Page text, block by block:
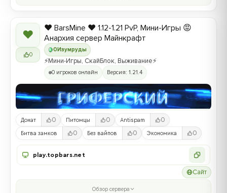
❤
0
0 Изумруды
❤️ BarsMine ❤️ 1.12-1.21 PvP, Мини-Игры 😡
Анархия сервер Майнкрафт
⚡Мини-Игры, СкайБлок, Выживание⚡
0 игроков онлайн Версия: 1.21.4
Донат 0 Питомцы 0 Antispam 0
Битва замков 0 Без вайпов 0 Экономика 0
play.topbars.net
Сайт
Обзор сервера